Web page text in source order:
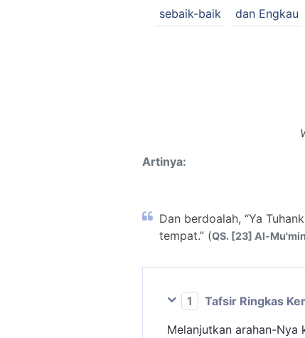
dan Engkau
sebaik-baik
Artinya:
Dan berdoalah, “Ya
tempat.” (QS. [23] Al-
1
Tafsir Ringkas
Melanjutkan arahan-Nya